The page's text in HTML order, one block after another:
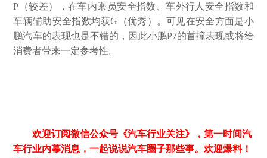
P（较差），在车内乘员安全指数、车外行人安全指数和
车辆辅助安全指数均获G（优秀）。可见在安全方面是小
鹏汽车的表现也是不错的，因此小鹏P7的首撞表现或将给
消费者带来一定参考性。
欢迎订阅微信公众号《汽车行业关注》，第一时间汽
车行业内幕消息，一起说说汽车圈子那些事。欢迎爆料！